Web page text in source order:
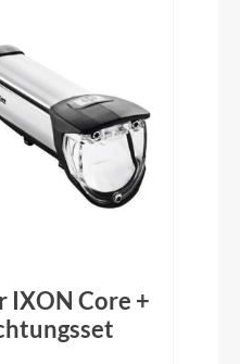
R8150-SS 24 Speed
IXON Core +